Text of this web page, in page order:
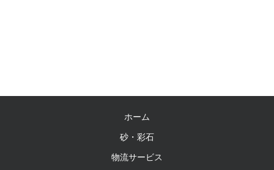
ホーム
砂・彩石
物流サービス